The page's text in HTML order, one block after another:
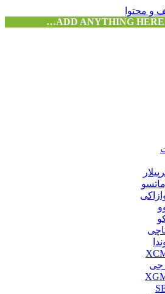
محتوا
ADD ANYTHING HERE
جی